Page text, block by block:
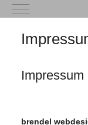
Mobile Menu
Impressum
brendel